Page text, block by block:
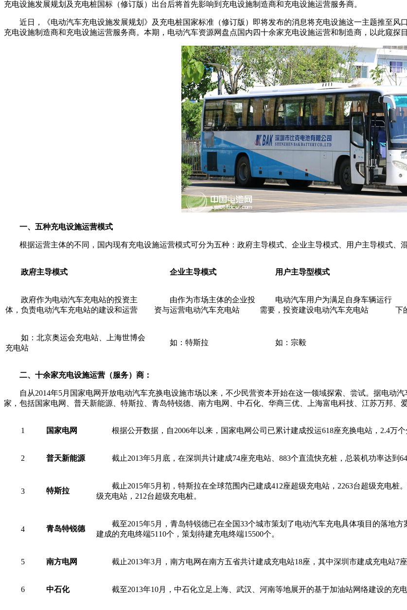
充电设施发展规划及充电桩国标（修订版）出台后将首先影响到充电设施制造商和充电设施运营服务商。
近日，《电动汽车充电设施发展规划》及充电桩国家标准（修订版）即将发布的消息将充电设施这一主题推至风
充电设施制造商和充电设施运营服务商。本期，电动汽车资源网盘点国内四十余家充电设施运营和制造商，以此窥探
一、五种充电设施运营模式
根据运营主体的不同，国内现有充电设施运营模式可分为五种：政府主导模式、企业主导模式、用户主导模式、
政府主导模式 企业主导模式 用户主导型模式
政府作为电动汽车充电站的投资主
体，负责电动汽车充电站的建设和运营
由作为市场主体的企业投
资与运营电动汽车充电站
电动汽车用户为满足自身车辆运行
需要，投资建设电动汽车充电站
下
如：北京奥运会充电站、上海世博会
充电站
如：特斯拉 如：宗毅
二、 十余家充电设施运营（服务）商：
自从2014年5月国家电网开放电动汽车充换电设施市场以来，不少民营资本开始在这一领域探索、尝试。据电动
家，包括国家电网、普天新能源、特斯拉、青岛特锐德、南方电网、中石化、华商三优、上海富电科技、江苏万邦、
1 国家电网 根据公开数据，自2006年以来，国家电网公司已累计建成投运618座充换电站，2.4万个
2 普天新能源 截止2013年5月底，在深圳共计建成74座充电站、883个直流快充桩，总装机功率达到
3 特斯拉
截止2015年5月初，特斯拉在全球范围内已建成412座超级充电站，2263台超级充电桩
级充电站，212台超级充电桩。
4 青岛特锐德
截至2015年5月，青岛特锐德已在全国33个城市策划了电动汽车充电具体项目的落地
建成的充电终端5110个，策划待建充电终端15500个。
5 南方电网 截止2013年3月，南方电网在南方五省共计建成充电站18座，其中深圳市建成充电站7座
6 中石化 截至2013年10月，中石化立足上海、武汉、河南等地展开的基于加油站网络建设的充电